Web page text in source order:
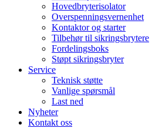
Hovedbryterisolator
Overspenningsvernenhet
Kontaktor og starter
Tilbehør til sikringsbrytere
Fordelingsboks
Støpt sikringsbryter
Service
Teknisk støtte
Vanlige spørsmål
Last ned
Nyheter
Kontakt oss